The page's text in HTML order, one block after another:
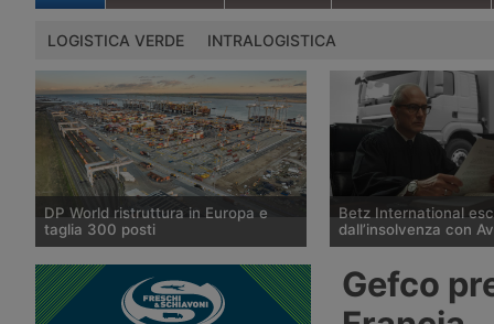
LOGISTICA VERDE INTRALOGISTICA
DP World ristruttura in Europa e
taglia 300 posti
DP World conferma trecento esuberi
nelle attività europee dopo l’uscita di
tre dirigenti senior, mentre Londra e
Betz International
dall’insolvenza con
storico spedizioniere
International, in
Gefco